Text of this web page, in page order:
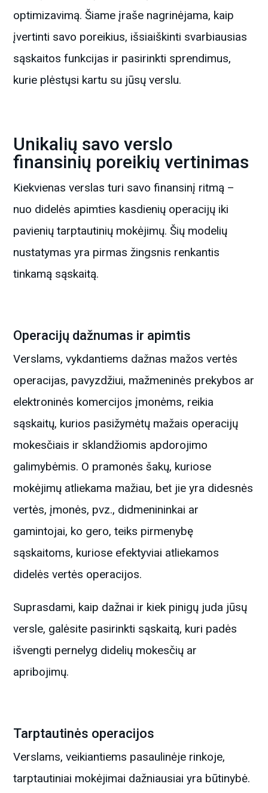
optimizavimą. Šiame įraše nagrinėjama, kaip
įvertinti savo poreikius, išsiaiškinti svarbiausias
sąskaitos funkcijas ir pasirinkti sprendimus,
kurie plėstųsi kartu su jūsų verslu.
Unikalių savo verslo
finansinių poreikių vertinimas
Kiekvienas verslas turi savo finansinį ritmą –
nuo didelės apimties kasdienių operacijų iki
pavienių tarptautinių mokėjimų. Šių modelių
nustatymas yra pirmas žingsnis renkantis
tinkamą sąskaitą.
Operacijų dažnumas ir apimtis
Verslams, vykdantiems dažnas mažos vertės
operacijas, pavyzdžiui, mažmeninės prekybos ar
elektroninės komercijos įmonėms, reikia
sąskaitų, kurios pasižymėtų mažais operacijų
mokesčiais ir sklandžiomis apdorojimo
galimybėmis. O pramonės šakų, kuriose
mokėjimų atliekama mažiau, bet jie yra didesnės
vertės, įmonės, pvz., didmenininkai ar
gamintojai, ko gero, teiks pirmenybę
sąskaitoms, kuriose efektyviai atliekamos
didelės vertės operacijos.
Suprasdami, kaip dažnai ir kiek pinigų juda jūsų
versle, galėsite pasirinkti sąskaitą, kuri padės
išvengti pernelyg didelių mokesčių ar
apribojimų.
Tarptautinės operacijos
Verslams, veikiantiems pasaulinėje rinkoje,
tarptautiniai mokėjimai dažniausiai yra būtinybė.